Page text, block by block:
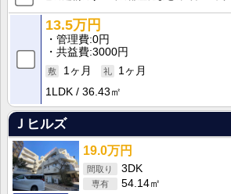
13.5万円
管理費 0円
共益費 3000円
1ヶ月
1ヶ月
1LDK
36.43㎡
Ｊヒルズ
19.0万円
3DK
54.14㎡